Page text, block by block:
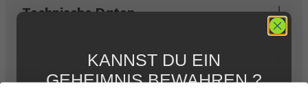
Technische Daten
Herstellerinformation
KANNST DU EIN
GEHEIMNIS BEWAHREN ?